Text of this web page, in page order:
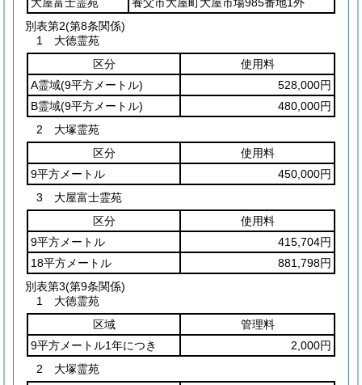
別表第2(第8条関係)
1 大徳霊苑
区分
使用料
A霊域(9平方メートル)
528,000円
B霊域(9平方メートル)
480,000円
2 大塚霊苑
区分
使用料
9平方メートル
450,000円
3 大屋富士霊苑
区分
使用料
9平方メートル
415,704円
18平方メートル
881,798円
別表第3(第9条関係)
1 大徳霊苑
区域
管理料
9平方メートル1年につき
2,000円
2 大塚霊苑